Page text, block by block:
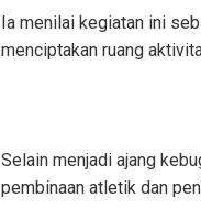
Ia menilai kegiatan ini
menciptakan ruang
Selain menjadi ajang
pembinaan atletik dan